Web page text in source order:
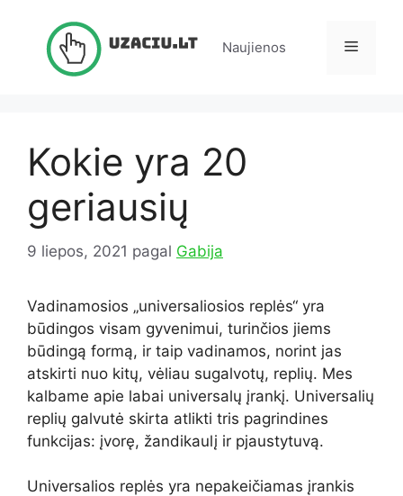
Naujienos Meniu
Kokie yra 20
geriausių
9 liepos, 2021 pagal Gabija
Vadinamosios „universaliosios replės“ yra
būdingos visam gyvenimui, turinčios jiems
būdingą formą, ir taip vadinamos, norint jas
atskirti nuo kitų, vėliau sugalvotų, replių. Mes
kalbame apie labai universalų įrankį. Universalių
replių galvutė skirta atlikti tris pagrindines
funkcijas: įvorę, žandikaulį ir pjaustytuvą.
Universalios replės yra nepakeičiamas įrankis